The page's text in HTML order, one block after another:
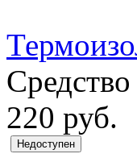
220 руб.
Недоступен